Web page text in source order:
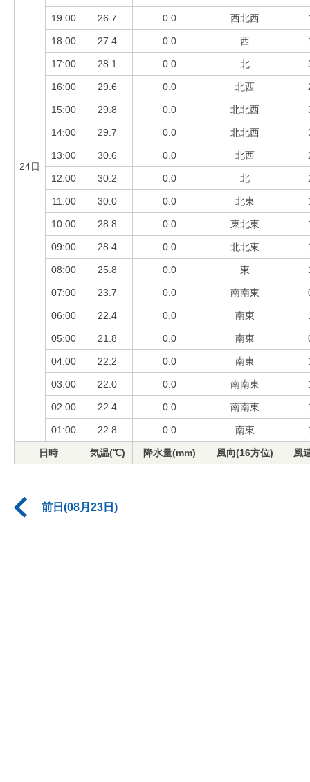
24日
19:00 26.7 0.0 西北西
18:00 27.4 0.0 西
17:00 28.1 0.0 北
16:00 29.6 0.0 北西
15:00 29.8 0.0 北北西
14:00 29.7 0.0 北北西
13:00 30.6 0.0 北西
12:00 30.2 0.0 北
11:00 30.0 0.0 北東
10:00 28.8 0.0 東北東
09:00 28.4 0.0 北北東
08:00 25.8 0.0 東
07:00 23.7 0.0 南南東
06:00 22.4 0.0 南東
05:00 21.8 0.0 南東
04:00 22.2 0.0 南東
03:00 22.0 0.0 南南東
02:00 22.4 0.0 南南東
01:00 22.8 0.0 南東
日時 気温(℃) 降水量(mm) 風向(16方位) 風
前日(08月23日)